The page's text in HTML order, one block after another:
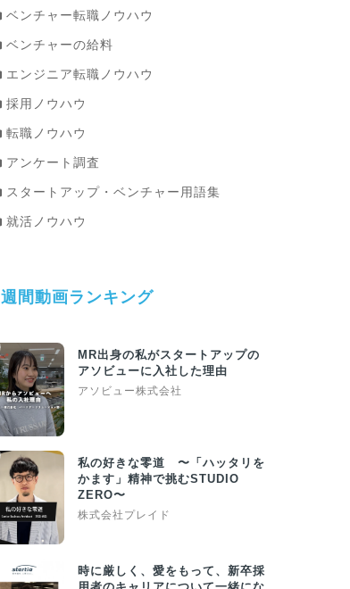
ベンチャー転職ノウハウ
ベンチャーの給料
エンジニア転職ノウハウ
採用ノウハウ
転職ノウハウ
アンケート調査
スタートアップ・ベンチャー用語集
就活ノウハウ
週間動画ランキング
MR出身の私がスタートアップの
アソビューに入社した理由
アソビュー株式会社
私の好きな零道 〜「ハッタリを
かます」精神で挑むSTUDIO
ZERO〜
株式会社プレイド
時に厳しく、愛をもって、新卒採